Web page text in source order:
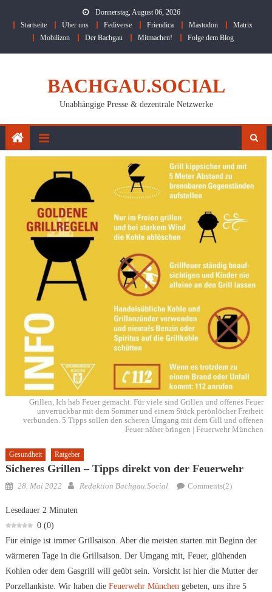
Donnerstag, August 06, 2026
Startseite
Über uns Fediverse Friendica Mastodon
Matrix
Mobilizon
Der Bachgau Mitmachen! Folge dem Blog
BACHGAU.SOCIAL
Unabhängige Presse & dezentrale Netzwerke
Grillen, Ich hab Feuer gemacht. Für viele sind Grillen und offenes Feuer
unverrückbar mit dem Sommer und einem Stück perönlöcher Freiheit
verbunden. 5 Tipps sollen den scheren Umgang mit dem Gill und offenen
Feuer näher bringen | Feuerwehr München
Gesundheit Ratgeber
Sicheres Grillen – Tipps direkt von der Feuerwehr
Posted
28. Mai 2022 Author
Redaktion Bachgau.Social Comments(2)
Lesedauer 2 Minuten
0 (0)
Für einige ist immer Grillsaison. Aber die meisten starten mit Beginn der
wärmeren Tage in die Grillsaison. Der Umgang mit, Feuer, glühenden
Kohlen oder dem Gasgrill will geübt sein. Vorsicht ist hier die Mutter der
Porzellankiste. Wir haben die Feuerwehr Münchengebeten, uns ihre 5